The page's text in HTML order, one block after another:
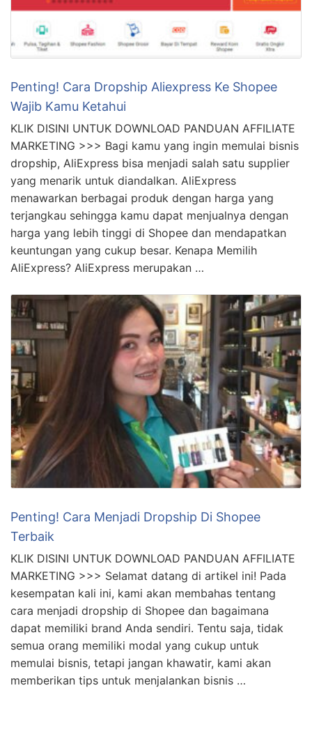
Penting! Cara Dropship Aliexpress Ke Shopee
Wajib Kamu Ketahui
KLIK DISINI UNTUK DOWNLOAD PANDUAN AFFILIATE
MARKETING >>> Bagi kamu yang ingin memulai bisnis
dropship, AliExpress bisa menjadi salah satu supplier
yang menarik untuk diandalkan. AliExpress
menawarkan berbagai produk dengan harga yang
terjangkau sehingga kamu dapat menjualnya dengan
harga yang lebih tinggi di Shopee dan mendapatkan
keuntungan yang cukup besar. Kenapa Memilih
AliExpress? AliExpress merupakan …
Penting! Cara Menjadi Dropship Di Shopee
Terbaik
KLIK DISINI UNTUK DOWNLOAD PANDUAN AFFILIATE
MARKETING >>> Selamat datang di artikel ini! Pada
kesempatan kali ini, kami akan membahas tentang
cara menjadi dropship di Shopee dan bagaimana
dapat memiliki brand Anda sendiri. Tentu saja, tidak
semua orang memiliki modal yang cukup untuk
memulai bisnis, tetapi jangan khawatir, kami akan
memberikan tips untuk menjalankan bisnis …